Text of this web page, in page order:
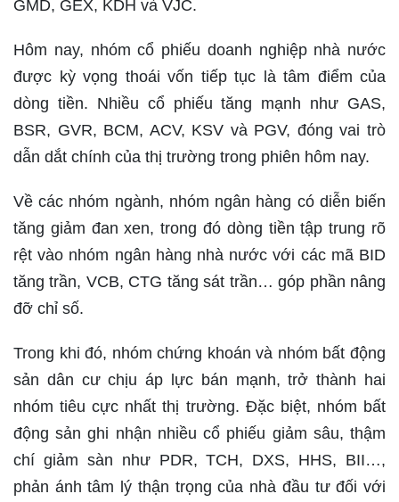
GMD, GEX, KDH và VJC.
Hôm nay, nhóm cổ phiếu doanh nghiệp nhà nước
được kỳ vọng thoái vốn tiếp tục là tâm điểm của
dòng tiền. Nhiều cổ phiếu tăng mạnh như GAS,
BSR, GVR, BCM, ACV, KSV và PGV, đóng vai trò
dẫn dắt chính của thị trường trong phiên hôm nay.
Về các nhóm ngành, nhóm ngân hàng có diễn biến
tăng giảm đan xen, trong đó dòng tiền tập trung rõ
rệt vào nhóm ngân hàng nhà nước với các mã BID
tăng trần, VCB, CTG tăng sát trần… góp phần nâng
đỡ chỉ số.
Trong khi đó, nhóm chứng khoán và nhóm bất động
sản dân cư chịu áp lực bán mạnh, trở thành hai
nhóm tiêu cực nhất thị trường. Đặc biệt, nhóm bất
động sản ghi nhận nhiều cổ phiếu giảm sâu, thậm
chí giảm sàn như PDR, TCH, DXS, HHS, BII…,
phản ánh tâm lý thận trọng của nhà đầu tư đối với